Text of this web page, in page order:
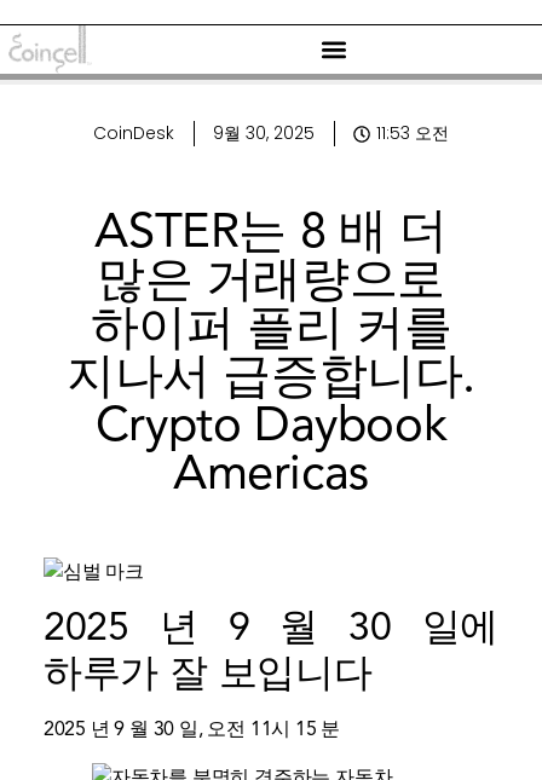
CoinDesk 9월 30, 2025 11:53 오전
ASTER는 8 배 더
많은 거래량으로
하이퍼 플리 커를
지나서 급증합니다.
Crypto Daybook
Americas
2025 년 9 월 30 일에
하루가 잘 보입니다
2025 년 9 월 30 일, 오전 11시 15 분